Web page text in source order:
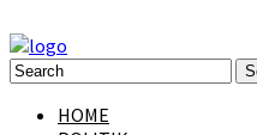
HOME